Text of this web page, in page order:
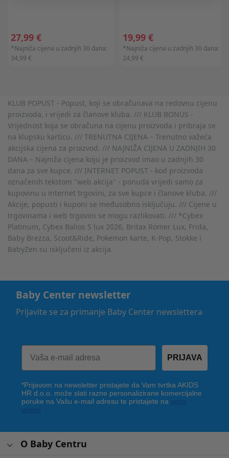
27,99 €
*Najniža cijena u zadnjih 30 dana:
34,99 €
19,99 €
*Najniža cijena u zadnjih 30 dana:
24,99 €
KLUB POPUST - Popust, koji se obračunava na redovnu cijenu
proizvoda, i vrijedi za članove kluba. /// KLUB BONUS -
Vrijednost koja se obračuna na cijenu proizvoda i pribraja se
na klupsku karticu. /// TRENUTNA CIJENA – Trenutno važeća
akcijska cijena za proizvod. /// NAJNIŽA CIJENA U ZADNJIH 30
DANA – Najniža cijena koju je proizvod imao u zadnjih 30
dana za sve kupce. /// INTERNET POPUST - kod proizvoda
označenih tekstom "web akcija" - ponuda vrijedi samo za
kupovinu u internet trgovini, za sve kupce i članove kluba. ///
Akcije, popusti i kuponi se međusobno isključuju. /// Cijene u
trgovinama i web trgovini se mogu razlikovati. /// *Cybex
Platinum, Cybex Balios S lux 2026, Britax Römer Lux, Frida,
Baby Brezza, Scoot&Ride, Pokemon karte, K-Pop, Stokke i
BabyZen su isključeni iz akcija.
Baby Center newsletter
Prijavite se za primanje Baby Center newslettera
PRIJAVA
*Prijavom na newsletter pristajete da Vam tvrtka AKIDS
HR d.o.o. može slati razne personalizirane komercijalne
poruke na Vašu e-mail adresu te pristajete na
O Baby Centru